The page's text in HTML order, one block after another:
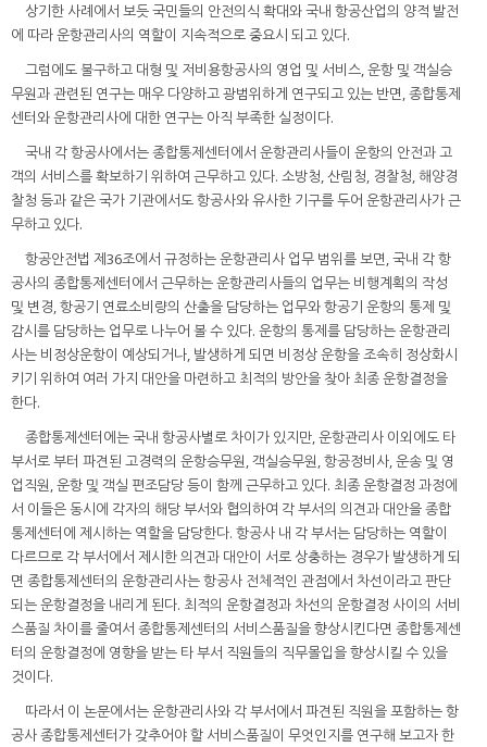
상기한 사례에서 보듯 국민들의 안전의식 확대와 국내 항공산업의 양적 발전
에 따라 운항관리사의 역할이 지속적으로 중요시 되고 있다.
그럼에도 불구하고 대형 및 저비용항공사의 영업 및 서비스, 운항 및 객실승
무원과 관련된 연구는 매우 다양하고 광범위하게 연구되고 있는 반면, 종합통제
센터와 운항관리사에 대한 연구는 아직 부족한 실정이다.
국내 각 항공사에서는 종합통제센터에서 운항관리사들이 운항의 안전과 고
객의 서비스를 확보하기 위하여 근무하고 있다. 소방청, 산림청, 경찰청, 해양경
찰청 등과 같은 국가 기관에서도 항공사와 유사한 기구를 두어 운항관리사가 근
무하고 있다.
항공안전법 제36조에서 규정하는 운항관리사 업무 범위를 보면, 국내 각 항
공사의 종합통제센터에서 근무하는 운항관리사들의 업무는 비행계획의 작성
및 변경, 항공기 연료소비량의 산출을 담당하는 업무와 항공기 운항의 통제 및
감시를 담당하는 업무로 나누어 볼 수 있다. 운항의 통제를 담당하는 운항관리
사는 비정상운항이 예상되거나, 발생하게 되면 비정상 운항을 조속히 정상화시
키기 위하여 여러 가지 대안을 마련하고 최적의 방안을 찾아 최종 운항결정을
한다.
종합통제센터에는 국내 항공사별로 차이가 있지만, 운항관리사 이외에도 타
부서로 부터 파견된 고경력의 운항승무원, 객실승무원, 항공정비사, 운송 및 영
업직원, 운항 및 객실 편조담당 등이 함께 근무하고 있다. 최종 운항결정 과정에
서 이들은 동시에 각자의 해당 부서와 협의하여 각 부서의 의견과 대안을 종합
통제센터에 제시하는 역할을 담당한다. 항공사 내 각 부서는 담당하는 역할이
다르므로 각 부서에서 제시한 의견과 대안이 서로 상충하는 경우가 발생하게 되
면 종합통제센터의 운항관리사는 항공사 전체적인 관점에서 차선이라고 판단
되는 운항결정을 내리게 된다. 최적의 운항결정과 차선의 운항결정 사이의 서비
스품질 차이를 줄여서 종합통제센터의 서비스품질을 향상시킨다면 종합통제센
터의 운항결정에 영향을 받는 타 부서 직원들의 직무몰입을 향상시킬 수 있을
것이다.
따라서 이 논문에서는 운항관리사와 각 부서에서 파견된 직원을 포함하는 항
공사 종합통제센터가 갖추어야 할 서비스품질이 무엇인지를 연구해 보고자 한